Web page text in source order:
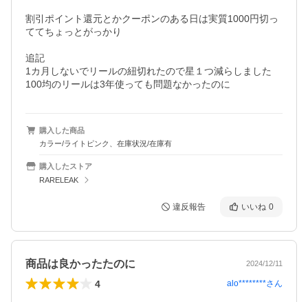
割引ポイント還元とかクーポンのある日は実質1000円切っ
ててちょっとがっかり
追記
1カ月しないでリールの紐切れたので星１つ減らしました
100均のリールは3年使っても問題なかったのに
購入した商品
カラー/ライトピンク、在庫状況/在庫有
購入したストア
RARELEAK
違反報告 いいね 0
商品は良かったたのに 2024/12/11
4 alo********さん